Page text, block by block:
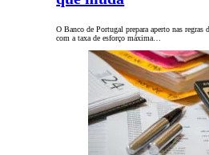
O Banco de Portugal prepara aperto nas regras
com a taxa de esforço máxima…